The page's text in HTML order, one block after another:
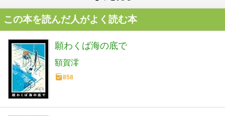
この本を読んだ人がよく読む本
願わくば海の底で
額賀澪
858